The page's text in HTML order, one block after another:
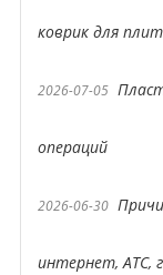
коврик для
2026-07-05
операций
2026-06-30
интернет, АТС,